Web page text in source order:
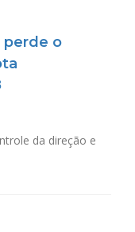
perde o
da direção e